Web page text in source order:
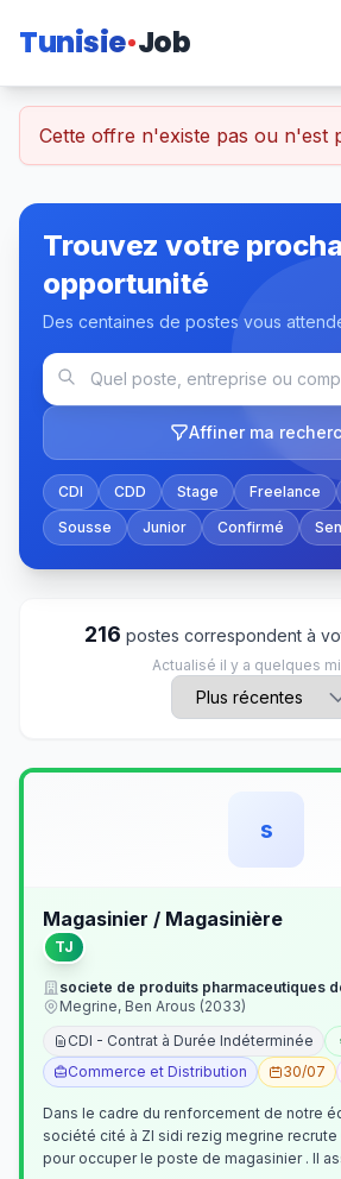
Tunisie Job
Cette offre n'existe pas ou n'est
Trouvez votre
opportunité
Des centaines de postes vous
Affiner ma
CDI CDD Stage Freelance
Sousse
Junior Confirmé
216 postes correspondent à
Actualisé il y a quelques
s
Magasinier / Magasinière
TJ
societe de produits pharmaceutiques
Megrine, Ben Arous (2033)
CDI - Contrat à Durée Indéterminée
Commerce et Distribution
30/07
Dans le cadre du renforcement de notre
société cité à ZI sidi rezig megrine recrute
pour occuper le poste de magasinier . Il